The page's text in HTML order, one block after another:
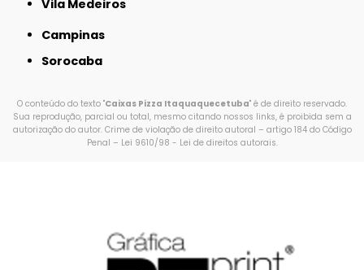
Vila Medeiros
Campinas
Sorocaba
O conteúdo do texto "Caixas Pizza Itaquaquecetuba" é de direito reservado.
Sua reprodução, parcial ou total, mesmo citando nossos links, é proibida sem a
autorização do autor. Crime de violação de direito autoral – artigo 184 do Código
Penal – Lei 9610/98 - Lei de direitos autorais.